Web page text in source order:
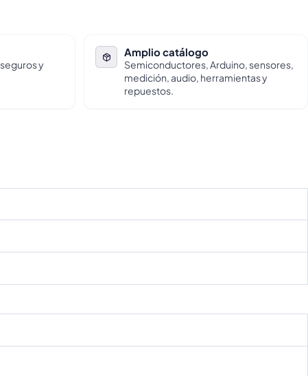
y
Amplio catálogo
Semiconductores, Arduino, sensores,
medición, audio, herramientas y
repuestos.